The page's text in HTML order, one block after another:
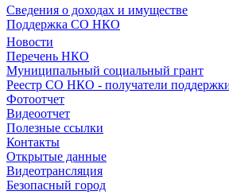
Сведения о доходах и имуществе
Поддержка СО НКО
Новости
Перечень НКО
Муниципальный социальный грант
Реестр СО НКО - получатели
Фотоотчет
Видеоотчет
Полезные ссылки
Контакты
Открытые данные
Видеотрансляция
Безопасный город